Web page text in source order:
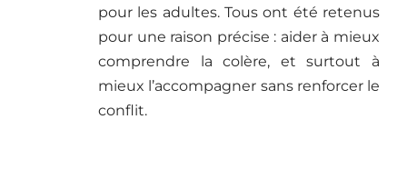
pour les adultes. Tous ont été retenus
pour une raison précise : aider à mieux
comprendre la colère, et surtout à
mieux l’accompagner sans renforcer le
conflit.